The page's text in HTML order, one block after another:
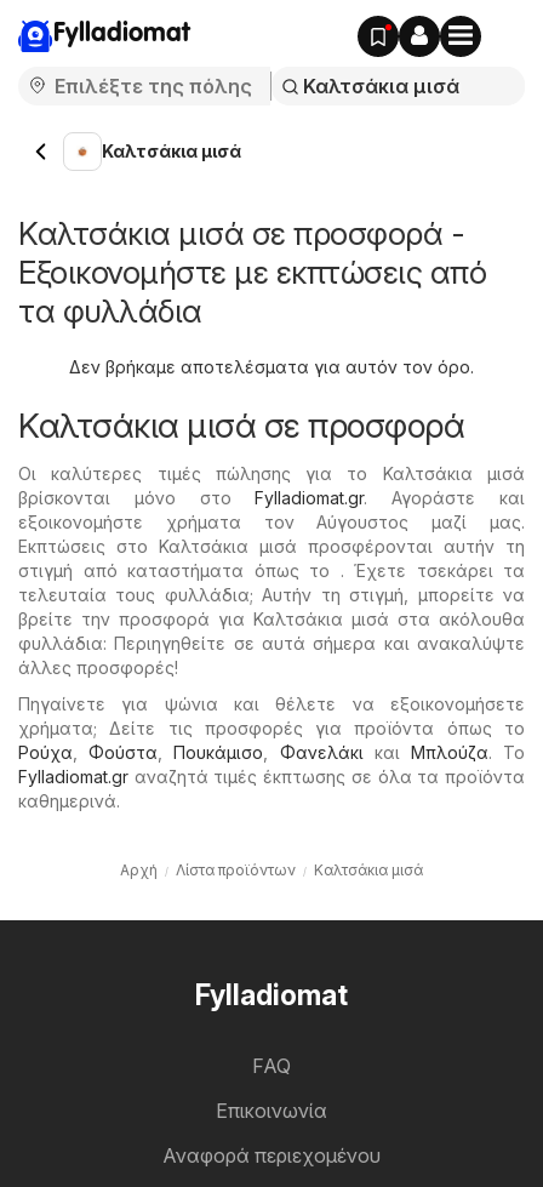
Fylladiomat
Καλτσάκια μισά
Καλτσάκια μισά σε προσφορά -
Εξοικονομήστε με εκπτώσεις από
τα φυλλάδια
Δεν βρήκαμε αποτελέσματα για αυτόν τον όρο.
Καλτσάκια μισά σε προσφορά
Οι καλύτερες τιμές πώλησης για το Καλτσάκια μισά
βρίσκονται μόνο στοFylladiomat.gr. Αγοράστε και
εξοικονομήστε χρήματα τον Αύγουστος μαζί μας.
Εκπτώσεις στο Καλτσάκια μισά προσφέρονται αυτήν τη
στιγμή από καταστήματα όπως το . Έχετε τσεκάρει τα
τελευταία τους φυλλάδια; Αυτήν τη στιγμή, μπορείτε να
βρείτε την προσφορά για Καλτσάκια μισά στα ακόλουθα
φυλλάδια: Περιηγηθείτε σε αυτά σήμερα και ανακαλύψτε
άλλες προσφορές!
Πηγαίνετε για ψώνια και θέλετε να εξοικονομήσετε
χρήματα; Δείτε τις προσφορές για προϊόντα όπως το
Ρούχα ,Φούστα ,Πουκάμισο Φανελάκι και Μπλούζα. Το
Fylladiomat.gr αναζητά τιμές έκπτωσης σε όλα τα προϊόντα
καθημερινά.
Αρχή Λίστα προϊόντων Καλτσάκια μισά
Fylladiomat
FAQ
Επικοινωνία
Αναφορά περιεχομένου